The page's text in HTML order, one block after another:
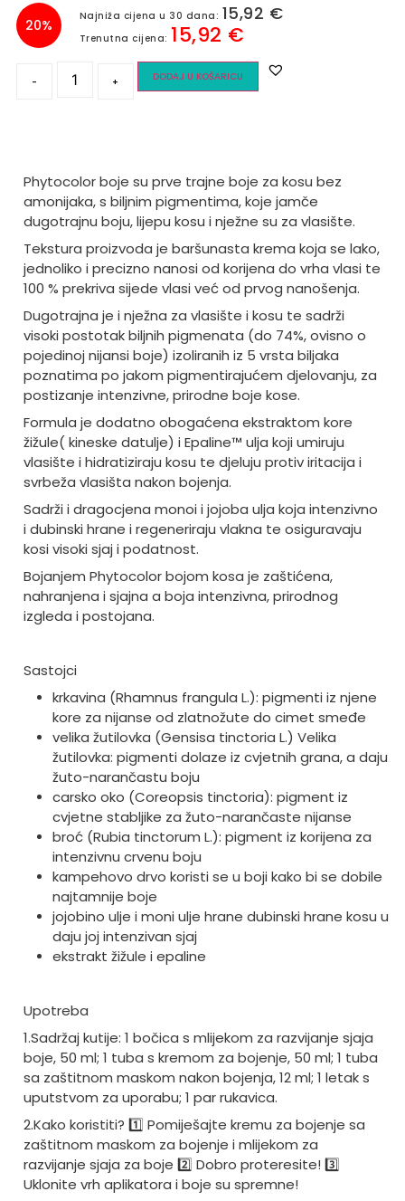
20%
Najniža cijena u 30 dana: 15,92 €
Trenutna cijena: 15,92 €
- + DODAJ U KOŠARICU
Phytocolor boje su prve trajne boje za kosu bez
amonijaka, s biljnim pigmentima, koje jamče
dugotrajnu boju, lijepu kosu i nježne su za vlasište.
Tekstura proizvoda je baršunasta krema koja se lako,
jednoliko i precizno nanosi od korijena do vrha vlasi te
100 % prekriva sijede vlasi već od prvog nanošenja.
Dugotrajna je i nježna za vlasište i kosu te sadrži
visoki postotak biljnih pigmenata (do 74%, ovisno o
pojedinoj nijansi boje) izoliranih iz 5 vrsta biljaka
poznatima po jakom pigmentirajućem djelovanju, za
postizanje intenzivne, prirodne boje kose.
Formula je dodatno obogaćena ekstraktom kore
žižule( kineske datulje) i Epaline™ ulja koji umiruju
vlasište i hidratiziraju kosu te djeluju protiv iritacija i
svrbeža vlasišta nakon bojenja.
Sadrži i dragocjena monoi i jojoba ulja koja intenzivno
i dubinski hrane i regeneriraju vlakna te osiguravaju
kosi visoki sjaj i podatnost.
Bojanjem Phytocolor bojom kosa je zaštićena,
nahranjena i sjajna a boja intenzivna, prirodnog
izgleda i postojana.
Sastojci
krkavina (Rhamnus frangula L.): pigmenti iz njene
kore za nijanse od zlatnožute do cimet smeđe
velika žutilovka (Gensisa tinctoria L.) Velika
žutilovka: pigmenti dolaze iz cvjetnih grana, a daju
žuto-narančastu boju
carsko oko (Coreopsis tinctoria): pigment iz
cvjetne stabljike za žuto-narančaste nijanse
broć (Rubia tinctorum L.): pigment iz korijena za
intenzivnu crvenu boju
kampehovo drvo koristi se u boji kako bi se dobile
najtamnije boje
jojobino ulje i moni ulje hrane dubinski hrane kosu u
daju joj intenzivan sjaj
ekstrakt žižule i epaline
Upotreba
1.Sadržaj kutije: 1 bočica s mlijekom za razvijanje sjaja
boje, 50 ml; 1 tuba s kremom za bojenje, 50 ml; 1 tuba
sa zaštitnom maskom nakon bojenja, 12 ml; 1 letak s
uputstvom za uporabu; 1 par rukavica.
2.Kako koristiti? 1️ Pomiješajte kremu za bojenje sa
zaštitnom maskom za bojenje i mlijekom za
razvijanje sjaja za boje 2️ Dobro proteresite! 3️
Uklonite vrh aplikatora i boje su spremne!